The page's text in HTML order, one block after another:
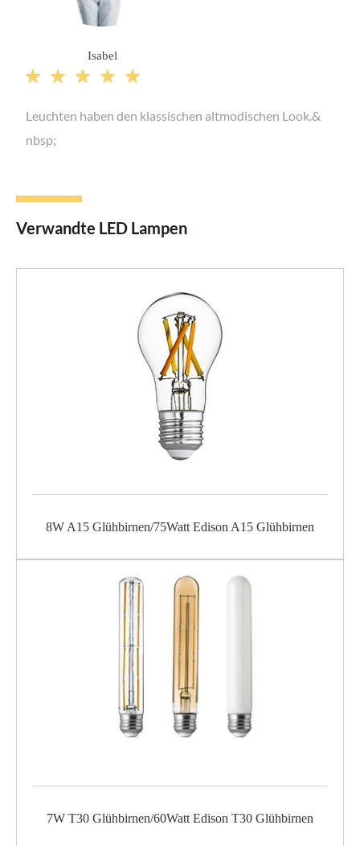
Isabel
    
Leuchten haben den klassischen altmodischen Look.&
nbsp;
Verwandte LED Lampen
8W A15 Glühbirnen/75Watt Edison A15 Glühbirnen
7W T30 Glühbirnen/60Watt Edison T30 Glühbirnen